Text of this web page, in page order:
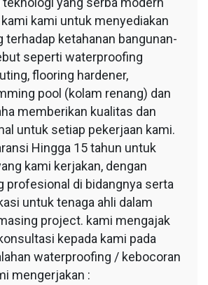
kami untuk menyediakan
terhadap ketahanan bangunan-
seperti waterproofing
flooring hardener,
pool (kolam renang) dan
memberikan kualitas dan
untuk setiap pekerjaan kami.
Hingga 15 tahun untuk
kami kerjakan, dengan
profesional di bidangnya serta
untuk tenaga ahli dalam
project. kami mengajak
kepada kami pada
waterproofing / kebocoran
mengerjakan :